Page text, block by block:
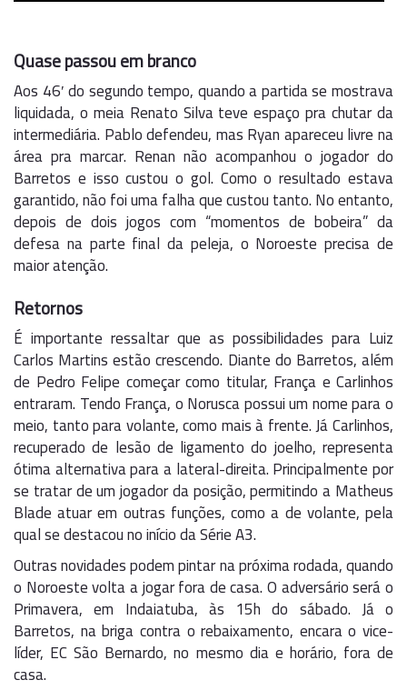
Quase passou em branco
Aos 46′ do segundo tempo, quando a partida se mostrava
liquidada, o meia Renato Silva teve espaço pra chutar da
intermediária. Pablo defendeu, mas Ryan apareceu livre na
área pra marcar. Renan não acompanhou o jogador do
Barretos e isso custou o gol. Como o resultado estava
garantido, não foi uma falha que custou tanto. No entanto,
depois de dois jogos com “momentos de bobeira” da
defesa na parte final da peleja, o Noroeste precisa de
maior atenção.
Retornos
É importante ressaltar que as possibilidades para Luiz
Carlos Martins estão crescendo. Diante do Barretos, além
de Pedro Felipe começar como titular, França e Carlinhos
entraram. Tendo França, o Norusca possui um nome para o
meio, tanto para volante, como mais à frente. Já Carlinhos,
recuperado de lesão de ligamento do joelho, representa
ótima alternativa para a lateral-direita. Principalmente por
se tratar de um jogador da posição, permitindo a Matheus
Blade atuar em outras funções, como a de volante, pela
qual se destacou no início da Série A3.
Outras novidades podem pintar na próxima rodada, quando
o Noroeste volta a jogar fora de casa. O adversário será o
Primavera, em Indaiatuba, às 15h do sábado. Já o
Barretos, na briga contra o rebaixamento, encara o vice-
líder, EC São Bernardo, no mesmo dia e horário, fora de
casa.